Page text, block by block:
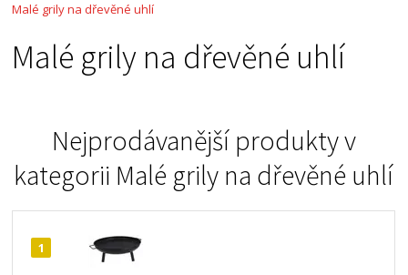
Malé grily na dřevěné uhlí
Malé grily na dřevěné uhlí
Nejprodávanější produkty v
kategorii Malé grily na dřevěné uhlí
1